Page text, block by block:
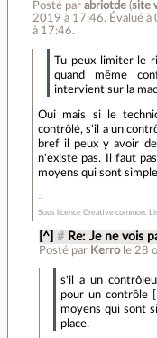
Posté parabriotde (site
2019 à 17:46. Évalué à
à 17:46.
Tu peux limiter le
quand même
intervient sur la
Oui mais si le
contrôlé, s'il a un
bref il peux y avoir
n'existe pas. Il faut
moyens qui sont
Sous licence Creative common.
[^] # Re: Je ne vois
Posté par Kerro le 28
s'il a un
pour un contrôle
moyens qui sont
place.